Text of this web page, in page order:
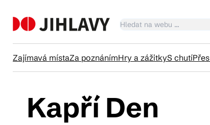
Zajímavá místaZa poznánímHry a zážitkyS chutí
Kapří Den